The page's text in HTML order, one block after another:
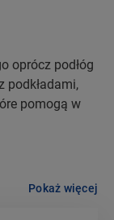
oprócz podłóg
podkładami,
pomogą w
Pokaż więcej